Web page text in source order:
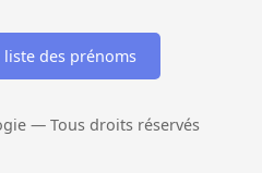
des prénoms
— Tous droits réservés